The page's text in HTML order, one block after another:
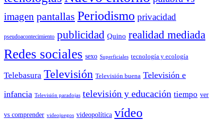
imagen pantallas Periodismo privacidad
pseudoacontecimiento publicidad Quino realidad mediada
Redes sociales sexo Superficiales tecnología y ecología
Telebasura Televisión Televisión buena Televisión e
infancia Televisión paradojas televisión y educación tiempo ver
vs comprender videojuegos videopolítica vídeo